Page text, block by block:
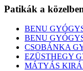
Patikák a
BENU
BENU
CSOBÁNKA
EZÜSTHEGY
MÁTYÁS